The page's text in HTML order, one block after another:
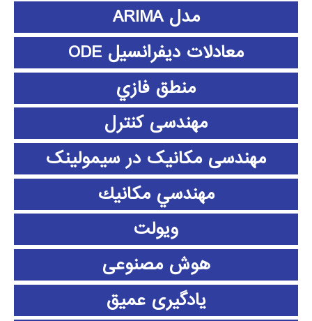
مدل ARIMA
معادلات دیفرانسیل ODE
منطق فازي
مهندسی کنترل
مهندسی مکانیک در سیمولینک
مهندسي مكانيك
ویولت
هوش مصنوعی
یادگیری عمیق